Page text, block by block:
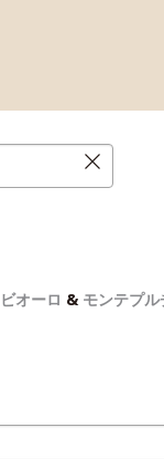
オーロ & モンテプル